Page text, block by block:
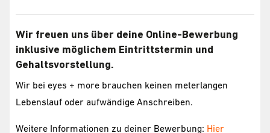
Wir freuen uns über deine Online-Bewerbung
inklusive möglichem Eintrittstermin und
Gehaltsvorstellung.
Wir bei eyes + more brauchen keinen meterlangen
Lebenslauf oder aufwändige Anschreiben.
Weitere Informationen zu deiner Bewerbung: Hier